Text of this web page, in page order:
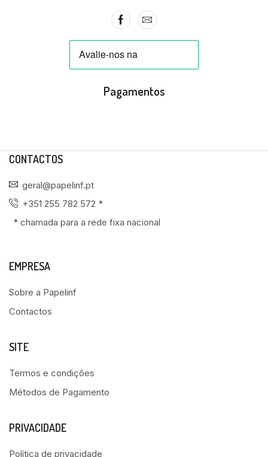
Pagamentos
CONTACTOS
geral@papelinf.pt
+351 255 782 572 *
* chamada para a rede fixa nacional
EMPRESA
Sobre a Papelinf
Contactos
SITE
Termos e condições
Métodos de Pagamento
PRIVACIDADE
Política de privacidade